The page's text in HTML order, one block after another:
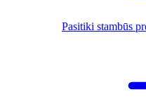
Pasitiki stambūs